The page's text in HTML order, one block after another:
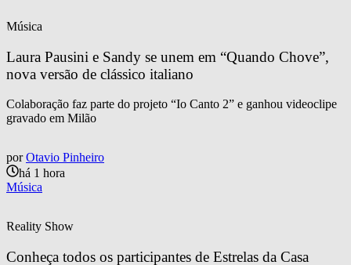
Música
Laura Pausini e Sandy se unem em “Quando Chove”,
nova versão de clássico italiano
Colaboração faz parte do projeto “Io Canto 2” e ganhou videoclipe
gravado em Milão
por Otavio Pinheiro
há 1 hora
Música
Reality Show
Conheça todos os participantes de Estrelas da Casa